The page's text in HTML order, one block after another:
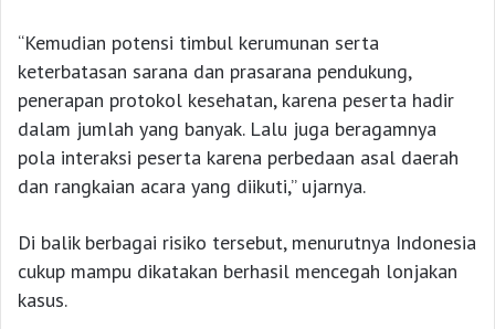
“Kemudian potensi timbul kerumunan serta
keterbatasan sarana dan prasarana pendukung,
penerapan protokol kesehatan, karena peserta hadir
dalam jumlah yang banyak. Lalu juga beragamnya
pola interaksi peserta karena perbedaan asal daerah
dan rangkaian acara yang diikuti,” ujarnya.
Di balik berbagai risiko tersebut, menurutnya Indonesia
cukup mampu dikatakan berhasil mencegah lonjakan
kasus.